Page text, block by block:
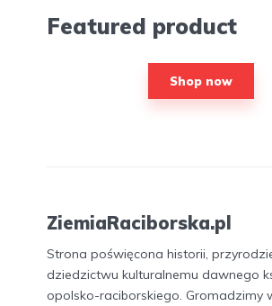
Featured product
Shop now
ZiemiaRaciborska.pl
Strona poświęcona historii,
dziedzictwu kulturalnemu dawnego
opolsko-raciborskiego. Gromadzimy